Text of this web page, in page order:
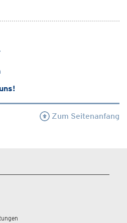
Zum Seitenanfang